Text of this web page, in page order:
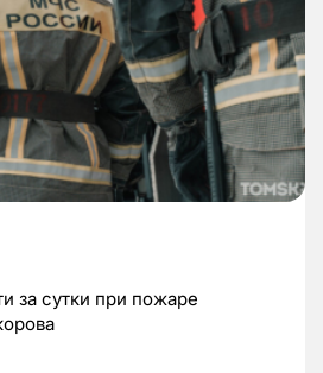
за сутки при пожаре